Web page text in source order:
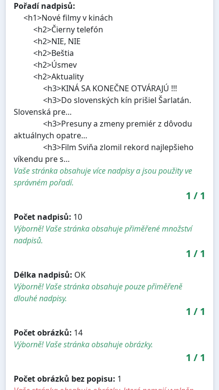
Pořadí nadpisů:
<h1>Nové filmy v kinách
<h2>Čierny telefón
<h2>NIE, NIE
<h2>Beštia
<h2>Úsmev
<h2>Aktuality
<h3>KINÁ SA KONEČNE OTVÁRAJÚ !!!
<h3>Do slovenských kín prišiel Šarlatán.
Slovenská pre…
<h3>Presuny a zmeny premiér z dôvodu
aktuálnych opatre…
<h3>Film Sviňa zlomil rekord najlepšieho
víkendu pre s…
Vaše stránka obsahuje více nadpisy a jsou použity ve
správném pořadí.
1 / 1
Počet nadpisů: 10
Výborně! Vaše stránka obsahuje přiměřené množství
nadpisů.
1 / 1
Délka nadpisů: OK
Výborně! Vaše stránka obsahuje pouze přiměřeně
dlouhé nadpisy.
1 / 1
Počet obrázků: 14
Výborně! Vaše stránka obsahuje obrázky.
1 / 1
Počet obrázků bez popisu: 1